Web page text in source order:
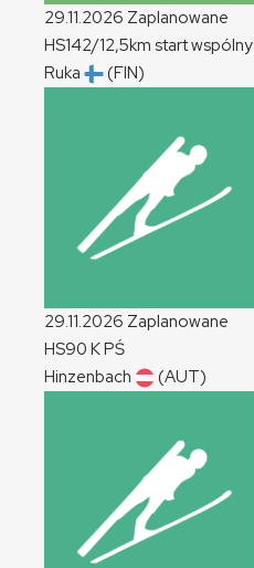
29.11.2026 Zaplanowane
HS142/12,5km start wspólny
Ruka
(FIN)
29.11.2026 Zaplanowane
HS90 KPŚ
Hinzenbach
(AUT)